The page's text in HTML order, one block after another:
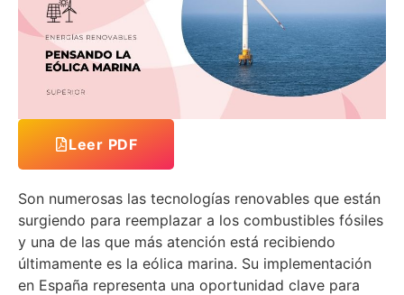
Leer PDF
Son numerosas las tecnologías renovables que están
surgiendo para reemplazar a los combustibles fósiles
y una de las que más atención está recibiendo
últimamente es la eólica marina. Su implementación
en España representa una oportunidad clave para